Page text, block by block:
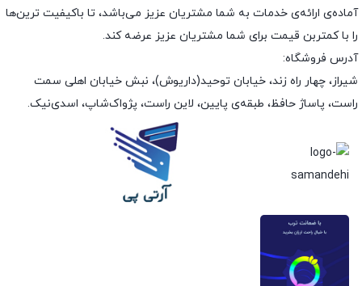
آماده‌ی ارائه‌ی خدمات به شما مشتریان عزیز می‌باشد، تا باکیفیت ترین‌ها
را با کمتربن قیمت برای شما مشتریان عزیز عرضه کند.
آدرس فروشگاه:
شیراز، چهار راه زند، خیابان توحید(داریوش)، نبش خیابان اهلی سمت
راست، پاساژ حافظ، طبقه‌ی پایین، لاین راست، پژواک‌شاپ، اسدی‌نیک.